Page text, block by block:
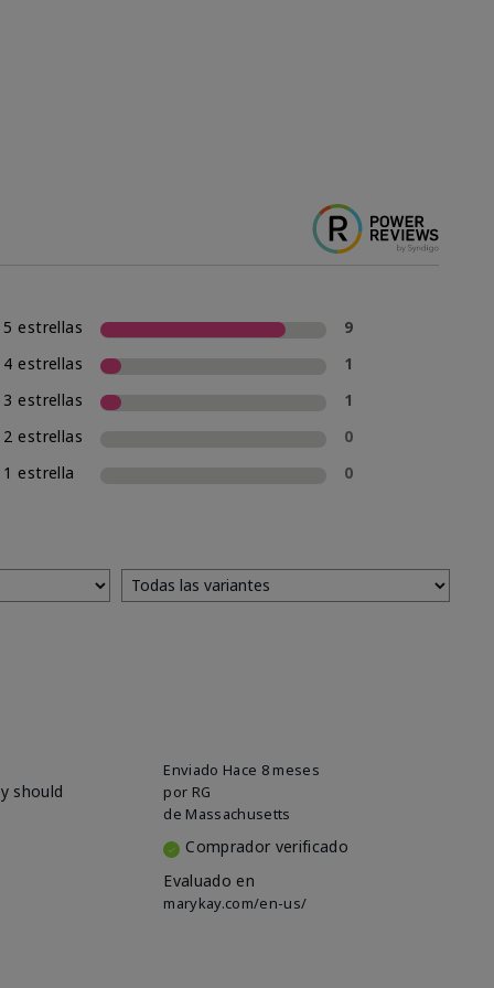
5 estrellas
9
4 estrellas
1
3 estrellas
1
2 estrellas
0
1 estrella
0
Enviado Hace 8 meses
por RG
de Massachusetts
Comprador verificado
Evaluado en
marykay.com/en-us/
should